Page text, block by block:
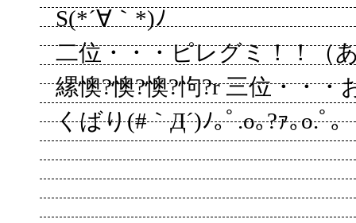
S(*´∀｀*)ﾉ
二位・・・ピレグミ！！（
縲懊?懊?懊?怐?r 三位・・
くばり(#｀Д´)ﾉ｡ﾟ.o｡?ｧ｡o.ﾟ｡